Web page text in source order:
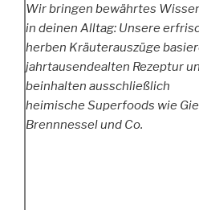
Wir bringen bewährtes
in deinen Alltag: Unsere
herben Kräuterauszüge
jahrtausendealten Rezeptur
beinhalten ausschließlich
heimische Superfoods wie
Brennnessel und Co.